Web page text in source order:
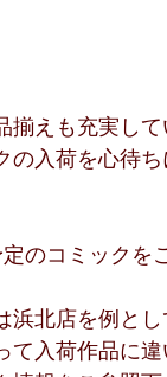
揃えも充実し
の入荷を心待
のコミックを
北店を例とし
て入荷作品に